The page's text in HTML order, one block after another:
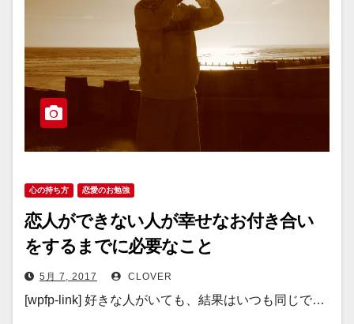
心の持ち方 恋愛のお勉強
恋人ができない人が幸せなお付き合い
をするまでに必要なこと
5月 7, 2017 CLOVER
[wpfp-link] 好きな人がいても、結果はいつも同じで…